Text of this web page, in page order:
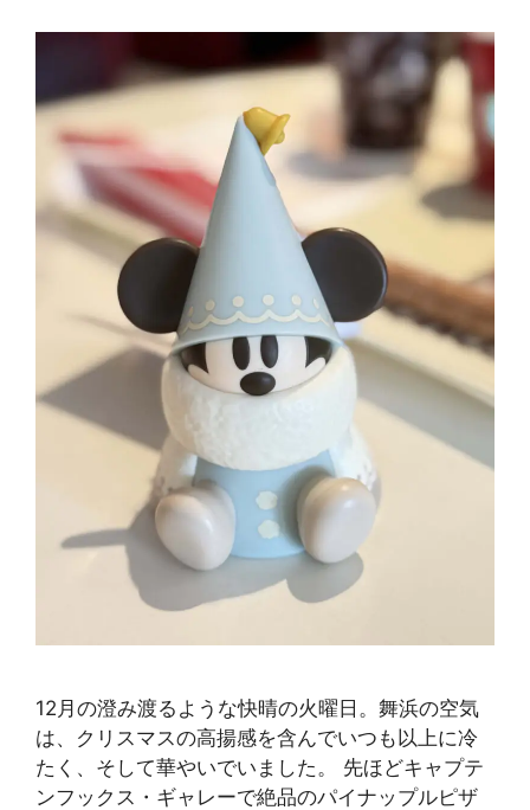
12月の澄み渡るような快晴の火曜日。舞浜の空気
は、クリスマスの高揚感を含んでいつも以上に冷
たく、そして華やいでいました。 先ほどキャプテ
ンフックス・ギャレーで絶品のパイナップルピザ